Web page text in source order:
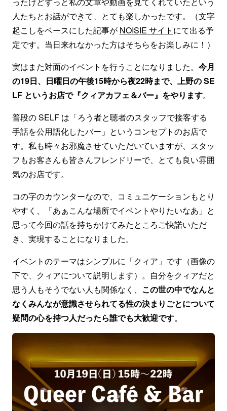
人たちとお話ができて、とても楽しかったです。（文字
起こしをベースにした記事が NOISIE サイト にて出る予
定です。当日来れなかった方はそちらをお楽しみに！）
実はまた対面のイベントを行うことになりました。 今月
の19日、日曜日の午後15時から夜22時まで、上野の SE
LF というお店で『クィアカフェ＆バー』をやります。
普段の SELF は「ろう者と聴者のスタッフで接客する
手話を公用語化したバー」というコンセプトのお店で
す。私も時々お邪魔させていただいていますが、スタッ
フもお客さんも皆さんフレンドリーで、とても良い雰囲
気のお店です。
コの字のカウンターなので、コミュニケーションもとり
やすく、「あぁこんな場所でイベントやりたいなあ」と
思って今回の話を持ちかけてみたところご快諾いただ
き、実現することになりました。
イベントのテーマはシンプルに「クィア」です（画像の
下で、クィアについて説明します）。自分をクィアだと
思う人もそうでない人も関係なく、 この世の中でなんと
なくみんなが意識させられてる性の決まりごとについて
疑問の心を持つ人だったら誰でも大歓迎です。